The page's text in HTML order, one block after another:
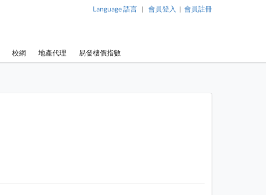
Language 語言 | 會員登入 | 會員註冊
校網 地產代理 易發樓價指數